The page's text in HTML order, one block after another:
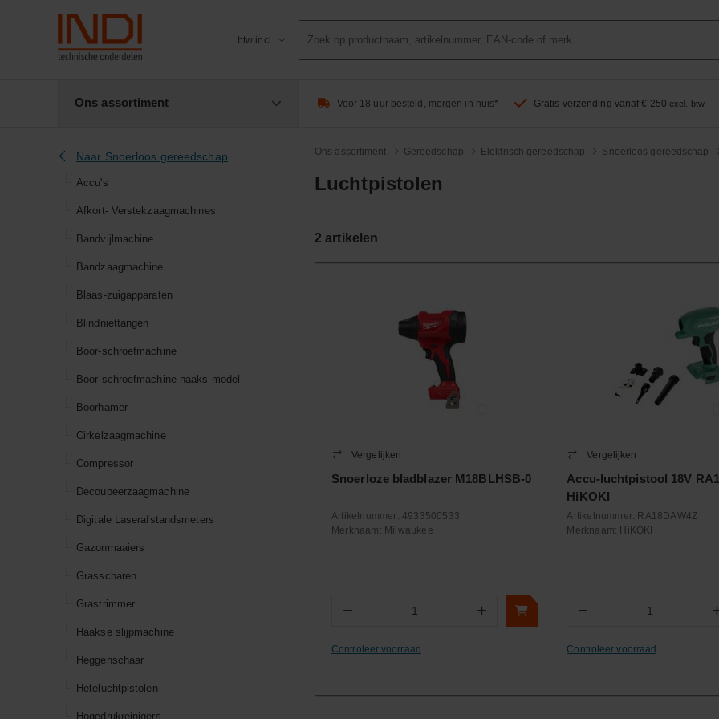
btw incl.
zoeken
Ons assortiment Voor 18 uur besteld, morgen in huis* Gratis verzending vanaf € 250 excl. btw
Naar Snoerloos gereedschap
Accu's
Afkort- Verstekzaagmachines
Bandvijlmachine
Bandzaagmachine
Blaas-zuigapparaten
Blindniettangen
Boor-schroefmachine
Boor-schroefmachine haaks model
Boorhamer
Cirkelzaagmachine
Compressor
Decoupeerzaagmachine
Digitale Laserafstandsmeters
Gazonmaaiers
Grasscharen
Grastrimmer
Haakse slijpmachine
Heggenschaar
Heteluchtpistolen
Hogedrukreinigers
Ons assortiment Gereedschap Elektrisch gereedschap Snoerloos gereedschap
Luchtpistolen
2 artikelen
Vergelijken
Snoerloze bladblazer M18BLHSB-0
Artikelnummer: 4933500533
Merknaam: Milwaukee
− +
Controleer voorraad
Vergelijken
Accu-luchtpistool 18V
HiKOKI
Artikelnummer: RA18DAW4Z
Merknaam: HiKOKI
−
Controleer voorraad